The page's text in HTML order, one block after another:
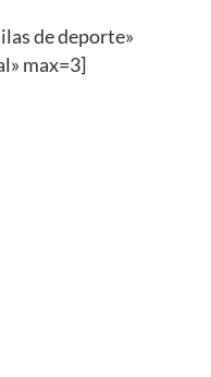
de deporte»
max=3]